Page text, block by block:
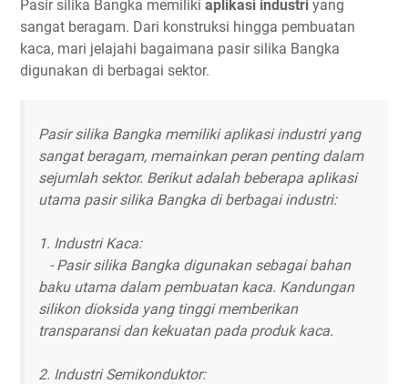
Pasir silika Bangka memiliki aplikasi industri yang
sangat beragam. Dari konstruksi hingga pembuatan
kaca, mari jelajahi bagaimana pasir silika Bangka
digunakan di berbagai sektor.
Pasir silika Bangka memiliki aplikasi industri yang
sangat beragam, memainkan peran penting dalam
sejumlah sektor. Berikut adalah beberapa aplikasi
utama pasir silika Bangka di berbagai industri:
1. Industri Kaca:
- Pasir silika Bangka digunakan sebagai bahan
baku utama dalam pembuatan kaca. Kandungan
silikon dioksida yang tinggi memberikan
transparansi dan kekuatan pada produk kaca.
2. Industri Semikonduktor: